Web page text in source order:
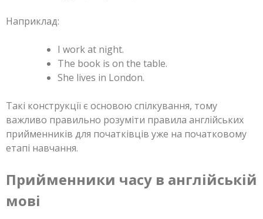
Наприклад:
I work at night.
The book is on the table.
She lives in London.
Такі конструкції є основою спілкування, тому
важливо правильно розуміти правила англійських
прийменників для початківців уже на початковому
етапі навчання.
Прийменники часу в англійській
мові